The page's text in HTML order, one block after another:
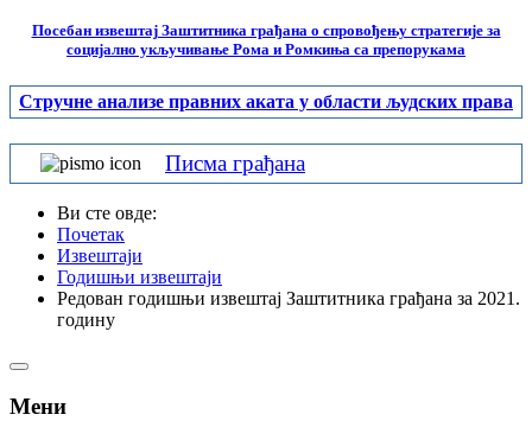
Посебан извештај Заштитника грађана о спровођењу стратегије за
социјално укључивање Рома и Ромкиња са препорукама
Стручне анализе правних аката у области људских права
Писма грађана
Ви сте овде:
Почетак
Извештаји
Годишњи извештаји
Редован годишњи извештај Заштитника грађана за 2021.
годину
Мени